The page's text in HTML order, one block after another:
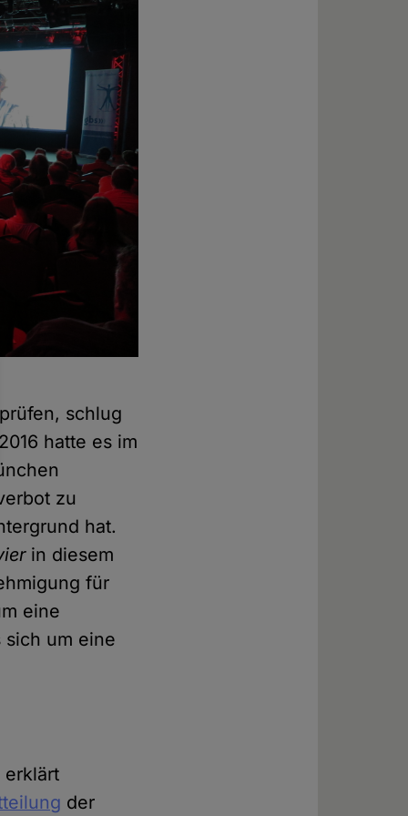
schlug
hatte es im
zu
hat.
in diesem
für
eine
sich um eine
erklärt
der